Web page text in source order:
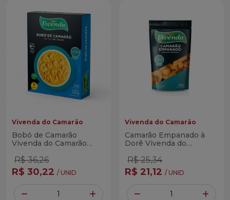
Vivenda do Camarão
Bobó de Camarão
Vivenda do Camarão
R$ 36,26
R$ 30,22 / UNID
Quantidade
Vivenda do Camarão
Camarão Empanado à
Dorê Vivenda do
R$ 25,34
R$ 21,12 / UNID
Quantidade